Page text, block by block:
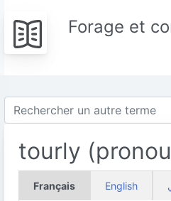
Forage et
tourly
Français English